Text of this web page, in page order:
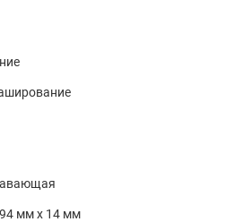
мм х 14 мм